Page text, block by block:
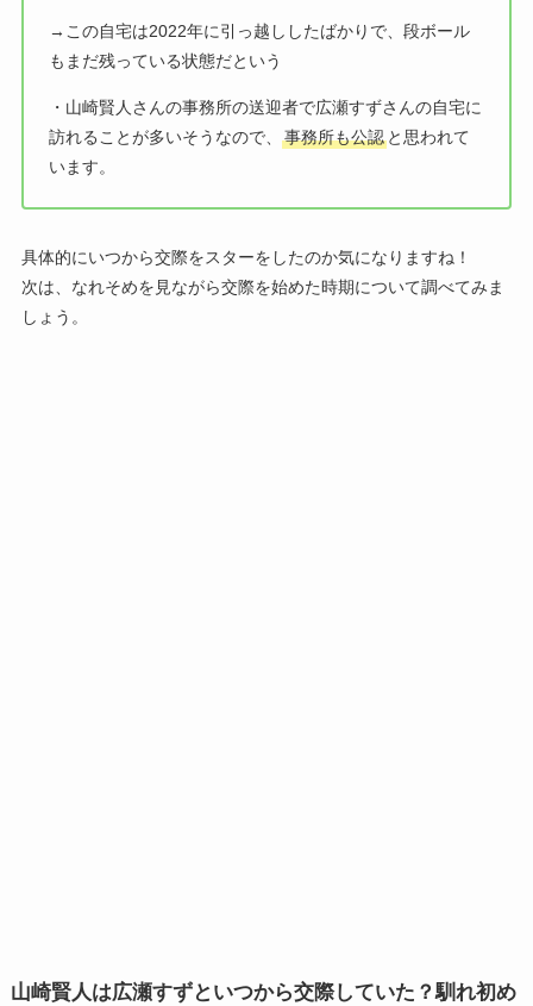
→この自宅は2022年に引っ越ししたばかりで、段ボール
もまだ残っている状態だという
・山崎賢人さんの事務所の送迎者で広瀬すずさんの自宅に
訪れることが多いそうなので、
事務所も公認と思われて
います。
具体的にいつから交際をスターをしたのか気になりますね！
次は、なれそめを見ながら交際を始めた時期について調べてみま
しょう。
山崎賢人は広瀬すずといつから交際していた？馴れ初め